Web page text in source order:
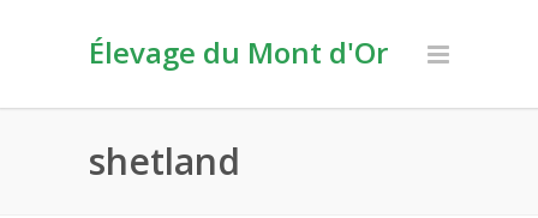
Élevage du Mont d'Or
shetland